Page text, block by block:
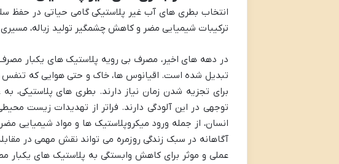
انتخاب بطری های آب غیر پلاستیکی گامی حیاتی در
ترکیبات شیمیایی مضر و کاهش چشمگیر تولید زباله، مسیری
در دهه های اخیر، مصرف بی رویه پلاستیک های یکبار
تبدیل شده است. اقیانوس ها، خاک و حتی هوایی که تنفس
برای تجزیه شدن زمان نیاز دارند. بطری های پلاستیکی،
توجهی در این آلودگی دارند. فراتر از تهدیدات زیست
انسان، از جمله ورود میکروپلاستیک ها و مواد شیمیایی
آگاهانه در سبک زندگی روزمره می تواند نقش مهمی در
عملی و موثر برای کاهش وابستگی به پلاستیک های